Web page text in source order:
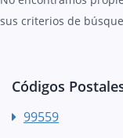
sus criterios de
Códigos
99559